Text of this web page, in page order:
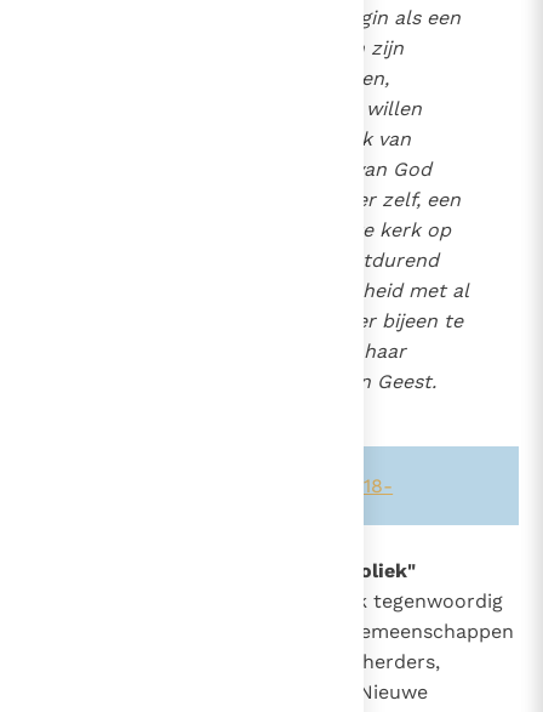
menselijke natuur in het begin als een
eenheid geschapen heeft en zijn
kinderen die verstrooid waren,
uiteindelijk toch weer heeft willen
verzamelen (...). Dit kenmerk van
universaliteit, dat het volk van God
siert, is een gave van de Heer zelf, een
gave waardoor de katholieke kerk op
doeltreffende wijze en voortdurend
ernaar streeft heel de mensheid met al
wat zij aan goeds heeft, weer bijeen te
brengen onder Christus als haar
hoofd, in de eenheid van zijn Geest.
-518-
Iedere particuliere Kerk is "katholiek"
"De Kerk van Christus is werkelijk tegenwoordig
in alle rechtmatige plaatselijke gemeenschappen
van gelovigen, verenigd met hun herders,
gemeenschappen die ook in het Nieuwe